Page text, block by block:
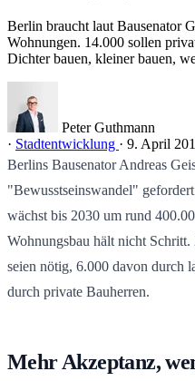
Berlin braucht laut Bausenator
Wohnungen. 14.000 sollen
Dichter bauen, kleiner bauen,
Peter Guthmann
· Stadtentwicklung · 9. April
Berlins Bausenator Andreas
"Bewusstseinswandel"
wächst bis 2030 um rund
Wohnungsbau hält nicht
seien nötig, 6.000 davon durch
durch private Bauherren.
Mehr Akzeptanz,